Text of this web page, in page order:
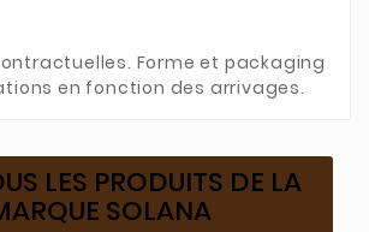
Forme et packaging
en fonction des arrivages.
LES PRODUITS DE LA
SOLANA